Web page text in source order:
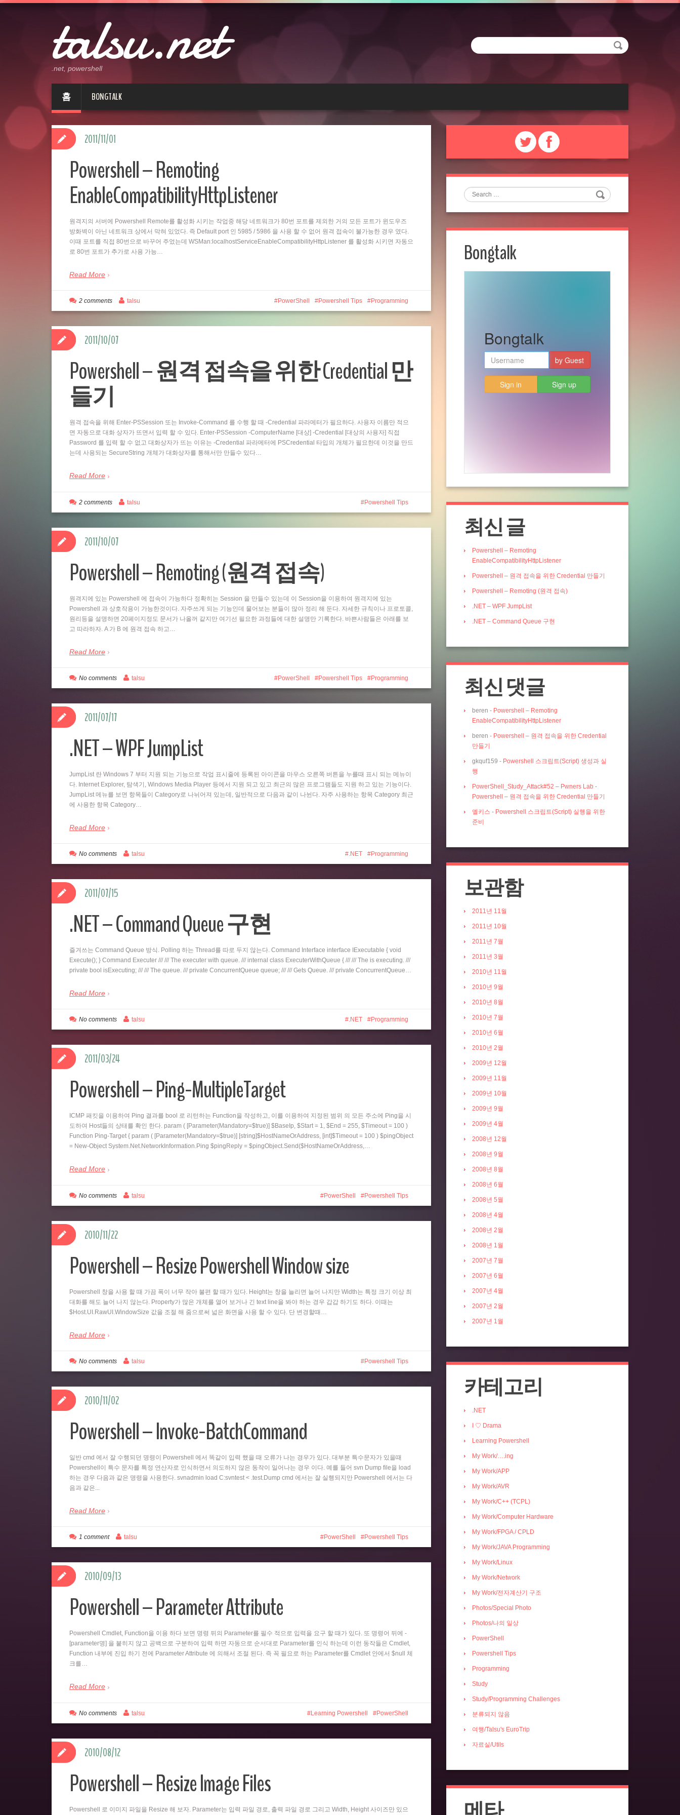
talsu.net
.net, powershell
홈 BONGTALK
Powershell – Remoting
EnableCompatibilityHttpListener
원격지의 서버에 Powershell Remote를 활성화 시키는 작업중 해당 네트워크가 80번 포트를 제외한 거의 모든 포트가 윈도우즈
방화벽이 아닌 네트워크 상에서 막혀 있었다. 즉 Default port 인 5985 / 5986 을 사용 할 수 없어 원격 접속이 불가능한 경우 였다.
이때 포트를 직접 80번으로 바꾸어 주었는데 WSMan:localhostServiceEnableCompatibilityHttpListener 를 활성화 시키면 자동으
로 80번 포트가 추가로 사용 가능…
Read More
2011/11/01
PowerShell Powershell Tips Programming
2 comments talsu
Powershell – 원격 접속을 위한 Credential 만
들기
원격 접속을 위해 Enter-PSSession 또는 Invoke-Command 를 수행 할 때 -Credential 파라메터가 필요하다. 사용자 이름만 적으
면 자동으로 대화 상자가 뜨면서 입력 할 수 있다. Enter-PSSession -ComputerName [대상] -Credential [대상의 사용자] 직접
Password 를 입력 할 수 없고 대화상자가 뜨는 이유는 -Credential 파라메터에 PSCredential 타입의 개체가 필요한데 이것을 만드
는데 사용되는 SecureString 개체가 대화상자를 통해서만 만들수 있다…
Read More
2011/10/07
Powershell Tips
2 comments talsu
Powershell – Remoting (원격 접속)
원격지에 있는 Powershell 에 접속이 가능하다 정확히는 Session 을 만들수 있는데 이 Session을 이용하여 원격지에 있는
Powershell 과 상호작용이 가능한것이다. 자주쓰게 되는 기능인데 물어보는 분들이 많아 정리 해 둔다. 자세한 규칙이나 프로토콜,
원리등을 설명하면 20페이지정도 문서가 나올꺼 같지만 여기선 필요한 과정들에 대한 설명만 기록한다. 바쁜사람들은 아래를 보
고 따라하자. A 가 B 에 원격 접속 하고…
Read More
2011/10/07
PowerShell Powershell Tips Programming
No comments talsu
.NET – WPF JumpList
JumpList 란 Windows 7 부터 지원 되는 기능으로 작업 표시줄에 등록된 아이콘을 마우스 오른쪽 버튼을 누를때 표시 되는 메뉴이
다. Internet Explorer, 탐색기, Windows Media Player 등에서 지원 되고 있고 최근의 많은 프로그램들도 지원 하고 있는 기능이다.
JumpList 메뉴를 보면 항목들이 Category로 나뉘어져 있는데, 일반적으로 다음과 같이 나뉜다. 자주 사용하는 항목 Category 최근
에 사용한 항목 Category…
Read More
2011/07/17
.NET Programming
No comments talsu
.NET – Command Queue 구현
즐겨쓰는 Command Queue 방식. Polling 하는 Thread를 따로 두지 않는다. Command Interface interface IExecutable { void
Execute(); } Command Executer /// /// The executer with queue. /// internal class ExecuterWithQueue { /// /// The is executing. ///
private bool isExecuting; /// /// The queue. /// private ConcurrentQueue queue; /// /// Gets Queue. /// private ConcurrentQueue…
Read More
2011/07/15
.NET Programming
No comments talsu
Powershell – Ping-MultipleTarget
ICMP 패킷을 이용하여 Ping 결과를 bool 로 리턴하는 Function을 작성하고, 이를 이용하여 지정된 범위 의 모든 주소에 Ping을 시
도하여 Host들의 상태를 확인 한다. param ( [Parameter(Mandatory=$true)] $BaseIp, $Start = 1, $End = 255, $Timeout = 100 )
Function Ping-Target { param ( [Parameter(Mandatory=$true)] [string]$HostNameOrAddress, [int]$Timeout = 100 ) $pingObject
= New-Object System.Net.NetworkInformation.Ping $pingReply = $pingObject.Send($HostNameOrAddress,…
Read More
2011/03/24
PowerShell Powershell Tips
No comments talsu
Powershell – Resize Powershell Window size
Powershell 창을 사용 할 때 가끔 폭이 너무 작아 불편 할 때가 있다. Height는 창을 늘리면 늘어 나지만 Width는 특정 크기 이상 최
대화를 해도 늘어 나지 않는다. Property가 많은 개체를 열어 보거나 긴 text line을 봐야 하는 경우 갑갑 하기도 하다. 이때는
$Host.UI.RawUI.WindowSize 값을 조절 해 줌으로써 넓은 화면을 사용 할 수 있다. 단 변경할때…
Read More
2010/11/22
Powershell Tips
No comments talsu
Powershell – Invoke-BatchCommand
일반 cmd 에서 잘 수행되던 명령이 Powershell 에서 똑같이 입력 했을 때 오류가 나는 경우가 있다. 대부분 특수문자가 있을때
Powershell이 특수 문자를 특정 연산자로 인식하면서 의도하지 않은 동작이 일어나는 경우 이다. 예를 들어 svn Dump file을 load
하는 경우 다음과 같은 명령을 사용한다. svnadmin load C:svntest < .test.Dump cmd 에서는 잘 실행되지만 Powershell 에서는 다
음과 같은...
Read More
2010/11/02
PowerShell Powershell Tips
1 comment talsu
Powershell – Parameter Attribute
Powershell Cmdlet, Function을 이용 하다 보면 명령 뒤의 Parameter를 필수 적으로 입력을 요구 할 때가 있다. 또 명령어 뒤에 -
[parameter명] 을 붙히지 않고 공백으로 구분하여 입력 하면 자동으로 순서대로 Parameter를 인식 하는데 이런 동작들은 Cmdlet,
Function 내부에 진입 하기 전에 Parameter Attribute 에 의해서 조절 된다. 즉 꼭 필요로 하는 Parameter를 Cmdlet 안에서 $null 체
크를…
Read More
2010/09/13
Learning Powershell PowerShell
No comments talsu
Powershell – Resize Image Files
Powershell 로 이미지 파일을 Resize 해 보자. Parameter는 입력 파일 경로, 출력 파일 경로 그리고 Width, Height 사이즈만 있으
2010/08/12
Search
Bongtalk
최신 글
Powershell – Remoting
EnableCompatibilityHttpListener
Powershell – 원격 접속을 위한 Credential 만들기
Powershell – Remoting (원격 접속)
.NET – WPF JumpList
.NET – Command Queue 구현
최신 댓글
beren - Powershell – Remoting
EnableCompatibilityHttpListener
beren - Powershell – 원격 접속을 위한 Credential
만들기
gkquf159 - Powershell 스크립트(Script) 생성과 실
행
PowerShell_Study_Attack#52 – Pwners Lab -
Powershell – 원격 접속을 위한 Credential 만들기
엘키스 - Powershell 스크립트(Script) 실행을 위한
준비
보관함
2011년 11월
2011년 10월
2011년 7월
2011년 3월
2010년 11월
2010년 9월
2010년 8월
2010년 7월
2010년 6월
2010년 2월
2009년 12월
2009년 11월
2009년 10월
2009년 9월
2009년 4월
2008년 12월
2008년 9월
2008년 8월
2008년 6월
2008년 5월
2008년 4월
2008년 2월
2008년 1월
2007년 7월
2007년 6월
2007년 4월
2007년 2월
2007년 1월
카테고리
.NET
I ♡ Drama
Learning Powershell
My Work/….ing
My Work/APP
My Work/AVR
My Work/C++ (TCPL)
My Work/Computer Hardware
My Work/FPGA / CPLD
My Work/JAVA Programming
My Work/Linux
My Work/Network
My Work/전자계산기 구조
Photos/Special Photo
Photos/나의 일상
PowerShell
Powershell Tips
Programming
Study
Study/Programming Challenges
분류되지 않음
여행/Talsu's EuroTrip
자료실/Utils